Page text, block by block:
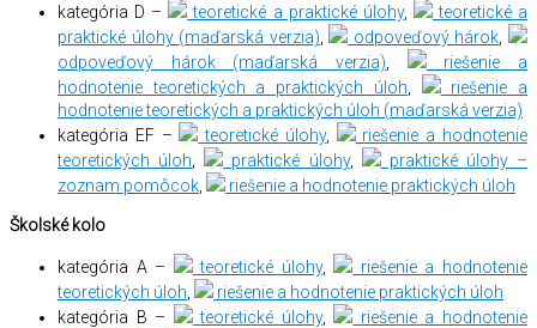
kategória D –
teoretické a praktické úlohy,
teoretické a
praktické úlohy (maďarská verzia)
odpoveďový hárok
odpoveďový hárok (maďarská verzia)
riešenie a
hodnotenie teoretických a praktických úloh
riešenie a
hodnotenie teoretických a praktických úloh (maďarská verzia)
kategória EF –
teoretické úlohy,
riešenie a hodnotenie
teoretických úloh
praktické úlohy,
praktické úlohy –
zoznam pomôcok
riešenie a hodnotenie praktických úloh
Školské kolo
kategória A – teoretické úlohy,
riešenie a hodnotenie
teoretických úloh
riešenie a hodnotenie praktických úloh
kategória B –
teoretické úlohy,
riešenie a hodnotenie